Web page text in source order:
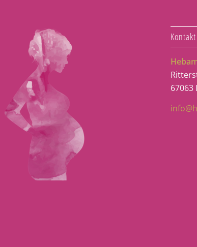
Kontakt
67063